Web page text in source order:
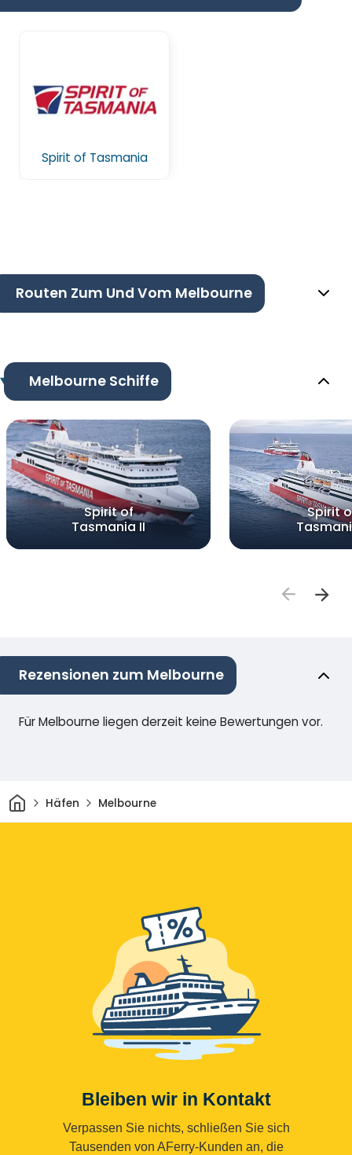
Spirit of Tasmania
Routen Zum Und Vom Melbourne
Melbourne Schiffe
Spirit of
Tasmania II
Spirit
Rezensionen zum Melbourne
Für Melbourne liegen derzeit keine Bewertungen vor.
HeimHäfen Melbourne
Bleiben wir in Kontakt
Verpassen Sie nichts, schließen Sie sich
Tausenden von AFerry-Kunden an, die